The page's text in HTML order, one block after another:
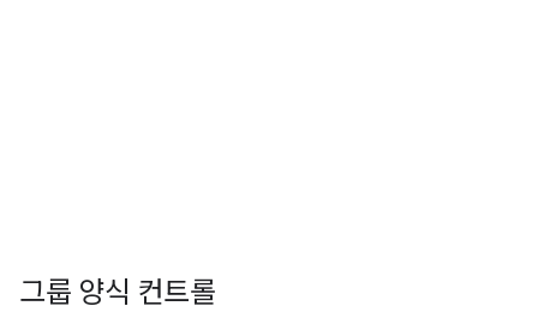
그룹 양식 컨트롤